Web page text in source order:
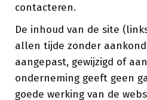
contacteren.
De inhoud van de site
allen tijde zonder
aangepast, gewijzigd of
onderneming geeft geen
goede werking van de